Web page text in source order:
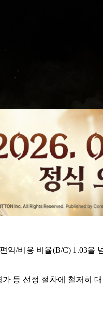
/비용 비율(B/C) 1.03을
등 선정 절차에 철저히